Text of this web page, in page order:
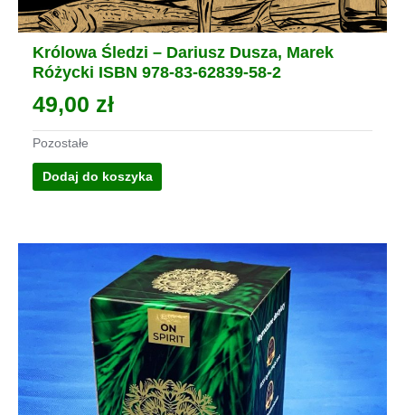
Królowa Śledzi – Dariusz Dusza, Marek
Różycki ISBN 978-83-62839-58-2
49,00 zł
Pozostałe
Dodaj do koszyka